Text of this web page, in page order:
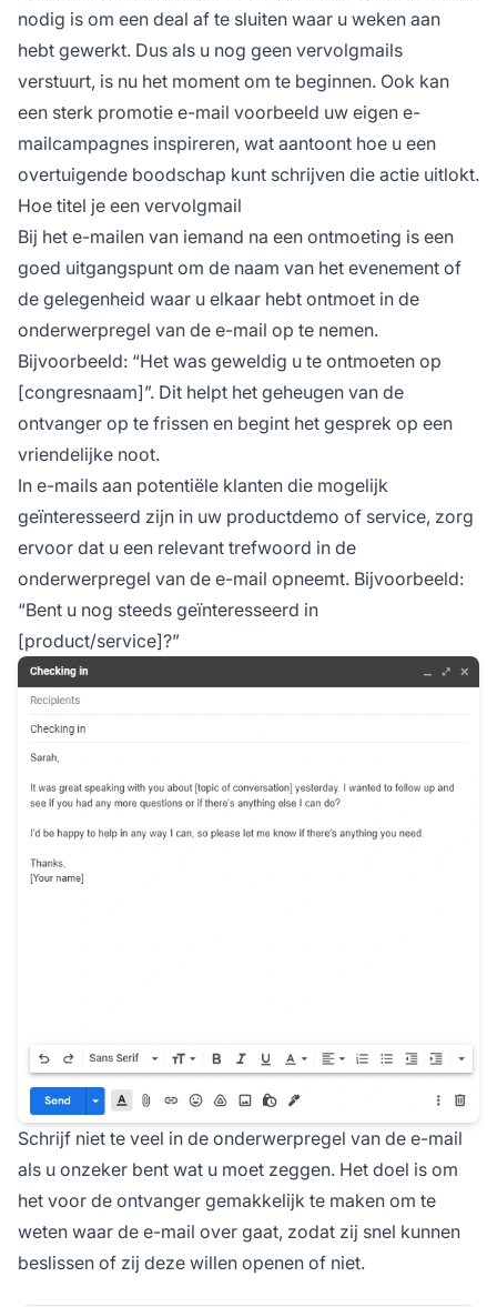
nodig is om een deal af te sluiten waar u weken aan
hebt gewerkt. Dus als u nog geen vervolgmails
verstuurt, is nu het moment om te beginnen. Ook kan
een sterk promotie e-mail voorbeeld uw eigen e-
mailcampagnes inspireren, wat aantoont hoe u een
overtuigende boodschap kunt schrijven die actie uitlokt.
Hoe titel je een vervolgmail
Bij het e-mailen van iemand na een ontmoeting is een
goed uitgangspunt om de naam van het evenement of
de gelegenheid waar u elkaar hebt ontmoet in de
onderwerpregel van de e-mail op te nemen.
Bijvoorbeeld: “Het was geweldig u te ontmoeten op
[congresnaam]”. Dit helpt het geheugen van de
ontvanger op te frissen en begint het gesprek op een
vriendelijke noot.
In e-mails aan potentiële klanten die mogelijk
geïnteresseerd zijn in uw productdemo of service, zorg
ervoor dat u een relevant trefwoord in de
onderwerpregel van de e-mail opneemt. Bijvoorbeeld:
“Bent u nog steeds geïnteresseerd in
[product/service]?”
Schrijf niet te veel in de onderwerpregel van de e-mail
als u onzeker bent wat u moet zeggen. Het doel is om
het voor de ontvanger gemakkelijk te maken om te
weten waar de e-mail over gaat, zodat zij snel kunnen
beslissen of zij deze willen openen of niet.